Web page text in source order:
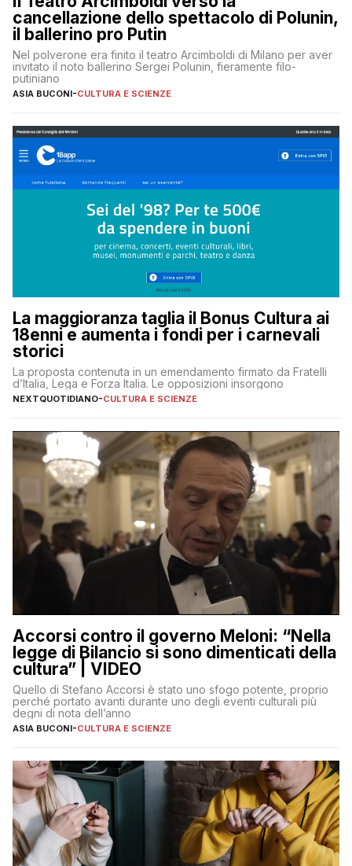
cancellazione dello spettacolo di Polunin,
il ballerino pro Putin
Nel polverone era finito il teatro Arcimboldi di Milano per aver
invitato il noto ballerino Sergei Polunin, fieramente filo-
putiniano
ASIA BUCONI-CULTURA E SCIENZE
La maggioranza taglia il Bonus Cultura ai
18enni e aumenta i fondi per i carnevali
storici
La proposta contenuta in un emendamento firmato da Fratelli
d’Italia, Lega e Forza Italia. Le opposizioni insorgono
NEXTQUOTIDIANO-CULTURA E SCIENZE
Accorsi contro il governo Meloni: “Nella
legge di Bilancio si sono dimenticati della
cultura” | VIDEO
Quello di Stefano Accorsi è stato uno sfogo potente, proprio
perché portato avanti durante uno degli eventi culturali più
degni di nota dell’anno
ASIA BUCONI-CULTURA E SCIENZE